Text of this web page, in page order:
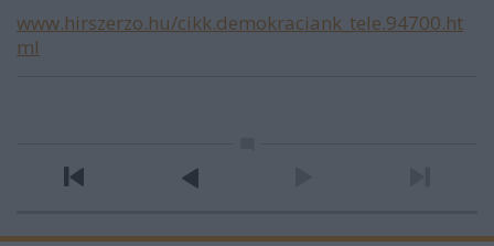
www.hirszerzo.hu/cikk.demokraciank_tele.94700.ht
ml